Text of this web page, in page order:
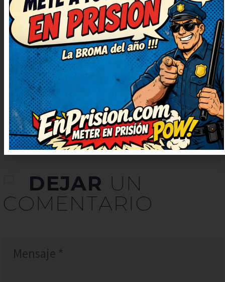
chiste, de verdad. El juego de
palabras está finísimo, me ha
sorprendido. Deberían hacer una
serie solo con chistes como este.
Entretenidísimo, me hizo
desconectar un rato.
DEJAR UN
COMENTARIO